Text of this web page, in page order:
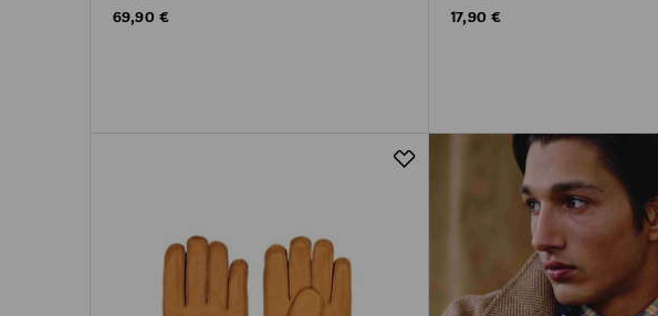
Original Price
69,90 €
Original Price
17,90 €